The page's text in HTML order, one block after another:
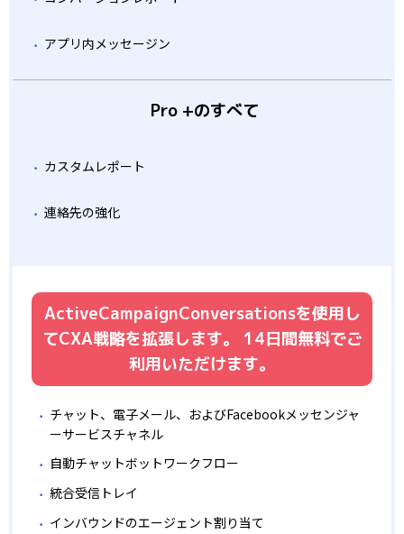
アプリ内メッセージン
Pro +のすべて
カスタムレポート
連絡先の強化
ActiveCampaignConversationsを使用し
てCXA戦略を拡張します。
14日間無料でご
利用いただけます。
チャット、電子メール、およびFacebookメッセンジャ
ーサービスチャネル
自動チャットボットワークフロー
統合受信トレイ
インバウンドのエージェント割り当て